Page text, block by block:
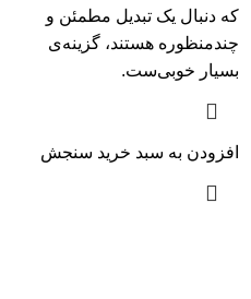
که دنبال یک تبدیل مطمئن و
چندمنظوره هستند، گزینه‌ی
بسیار خوبی‌ست.
افزودن به سبد خرید سنجش